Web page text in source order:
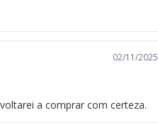
02/11/2025
a comprar com certeza.